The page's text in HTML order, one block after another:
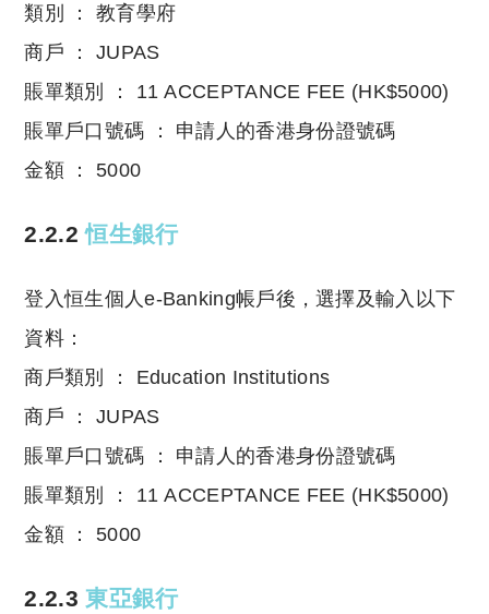
類別 ： 教育學府
商戶 ： JUPAS
賬單類別 ： 11 ACCEPTANCE FEE (HK$5000)
賬單戶口號碼 ： 申請人的香港身份證號碼
金額 ： 5000
2.2.2恒生銀行
登入恒生個人e-Banking帳戶後，選擇及輸入以下
資料：
商戶類別 ： Education Institutions
商戶 ： JUPAS
賬單戶口號碼 ： 申請人的香港身份證號碼
賬單類別 ： 11 ACCEPTANCE FEE (HK$5000)
金額 ： 5000
2.2.3東亞銀行